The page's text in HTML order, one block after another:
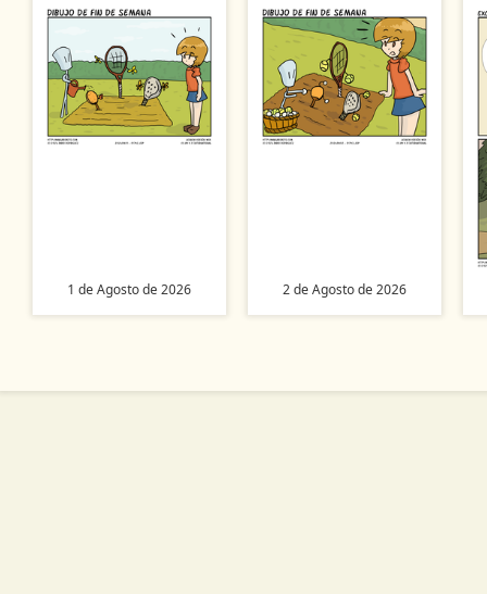
1 de Agosto de 2026 2 de Agosto de 2026